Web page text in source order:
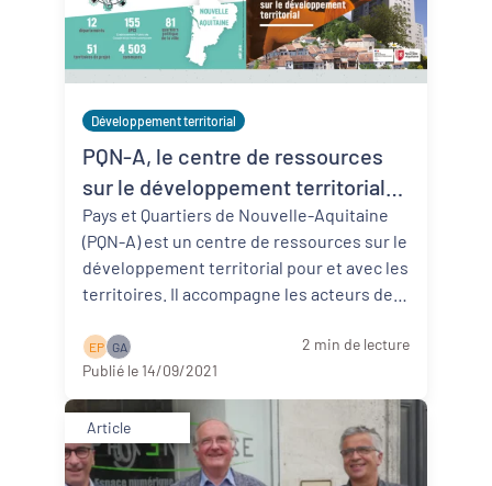
Développement territorial
PQN-A, le centre de ressources
sur le développement territorial
en Nouvelle-Aquitaine
Pays et Quartiers de Nouvelle-Aquitaine
(PQN-A) est un centre de ressources sur le
développement territorial pour et avec les
territoires. Il accompagne les acteurs des
E P G A
2 min de lecture
Publié le 14/09/2021
Article